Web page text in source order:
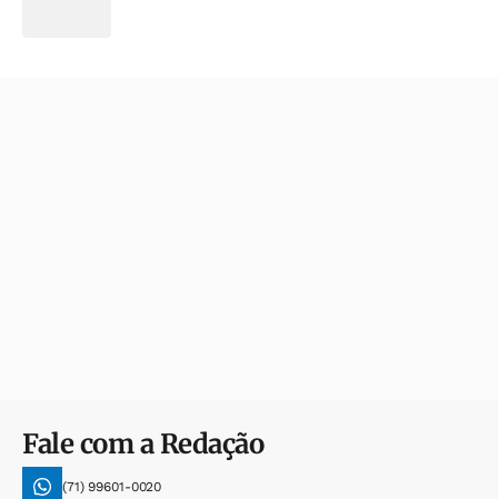
Fale com a Redação
(71) 99601-0020